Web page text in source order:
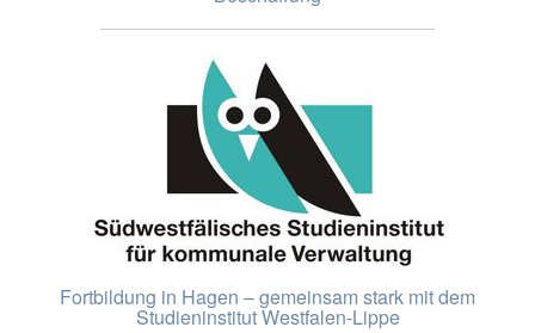
Fortbildung in Hagen – gemeinsam stark mit dem
Studieninstitut Westfalen-Lippe